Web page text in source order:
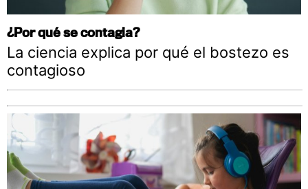
¿Por qué se contagia?
La ciencia explica por qué el bostezo es
contagioso